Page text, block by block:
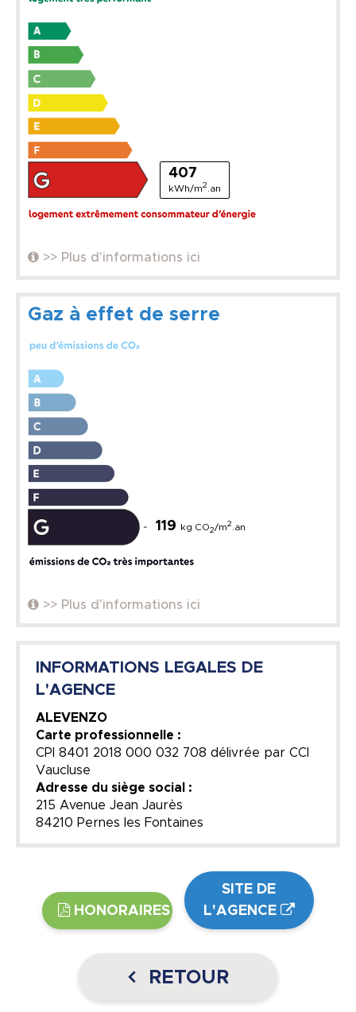
407
kWh/m2 .an
>> Plus d'informations ici
Gaz à effet de serre
119 kg CO2/m2 .an
>> Plus d'informations ici
INFORMATIONS LEGALES DE
L'AGENCE
ALEVENZO
Carte professionnelle :
CPI 8401 2018 000 032 708 délivrée par CCI
Vaucluse
Adresse du siège social :
215 Avenue Jean Jaurès
84210 Pernes les Fontaines
HONORAIRES
SITE DE
L'AGENCE
RETOUR